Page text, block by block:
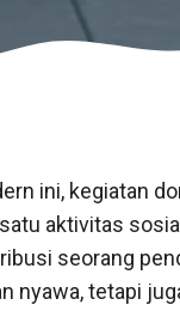
ini, kegiatan
aktivitas
seorang
nyawa, tetapi